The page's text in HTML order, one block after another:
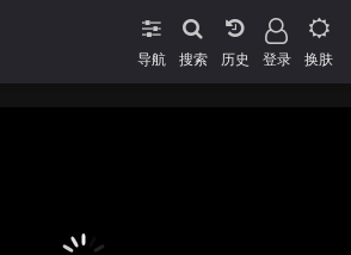
导航 搜索 登录 换肤